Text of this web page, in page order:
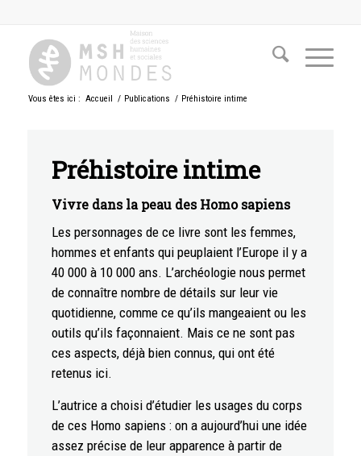
Vous êtes ici : Accueil / Publications / Préhistoire intime
Préhistoire intime
Vivre dans la peau des Homo sapiens
Les personnages de ce livre sont les femmes,
hommes et enfants qui peuplaient l’Europe il y a
40 000 à 10 000 ans. L’archéologie nous permet
de connaître nombre de détails sur leur vie
quotidienne, comme ce qu’ils mangeaient ou les
outils qu’ils façonnaient. Mais ce ne sont pas
ces aspects, déjà bien connus, qui ont été
retenus ici.
L’autrice a choisi d’étudier les usages du corps
de ces Homo sapiens : on a aujourd’hui une idée
assez précise de leur apparence à partir de